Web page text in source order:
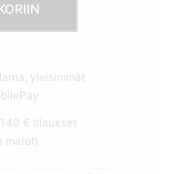
yleisimmät
€ tilaukset
matot)